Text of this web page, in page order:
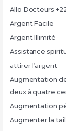
Allo Docteurs
Argent Facile
Argent Illimité
Assistance
attirer l’argent
Augmentation
deux à quatre
Augmentation
Augmenter la